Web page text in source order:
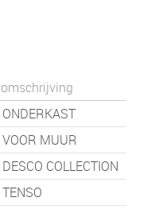
omschrijving
ONDERKAST
VOOR MUUR
DESCO COLLECTION
TENSO